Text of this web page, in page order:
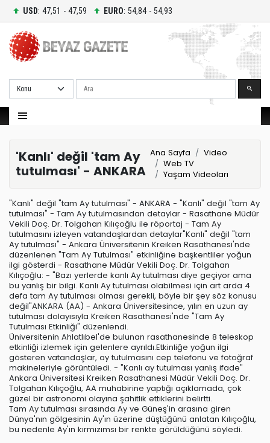
USD: 47,51 - 47,59 EURO: 54,84 - 54,93
Ara
'Kanlı' değil 'tam Ay
tutulması' - ANKARA
Ana Sayfa
Video
Web TV
Yaşam Videoları
"Kanlı" değil "tam Ay tutulması" - ANKARA - "Kanlı" değil "tam Ay
tutulması" - Tam Ay tutulmasından detaylar - Rasathane Müdür
Vekili Doç. Dr. Tolgahan Kılıçoğlu ile röportaj - Tam Ay
tutulmasını izleyen vatandaşlardan detaylar"Kanlı" değil "tam
Ay tutulması" - Ankara Üniversitenin Kreiken Rasathanesi'nde
düzenlenen "Tam Ay Tutulması" etkinliğine başkentliler yoğun
ilgi gösterdi - Rasathane Müdür Vekili Doç. Dr. Tolgahan
Kılıçoğlu: - "Bazı yerlerde kanlı Ay tutulması diye geçiyor ama
bu yanlış bir bilgi. Kanlı Ay tutulması olabilmesi için art arda 4
defa tam Ay tutulması olması gerekli, böyle bir şey söz konusu
değil"ANKARA (AA) - Ankara Üniversitesince, yılın en uzun ay
tutulması dolayısıyla Kreiken Rasathanesi'nde "Tam Ay
Tutulması Etkinliği" düzenlendi.
Üniversitenin Ahlatlıbel'de bulunan rasathanesinde 8 teleskop
etkinliği izlemek için gelenlere ayrıldı.Etkinliğe yoğun ilgi
gösteren vatandaşlar, ay tutulmasını cep telefonu ve fotoğraf
makineleriyle görüntüledi. - "Kanlı ay tutulması yanlış ifade"
Ankara Üniversitesi Kreiken Rasathanesi Müdür Vekili Doç. Dr.
Tolgahan Kılıçoğlu, AA muhabirine yaptığı açıklamada, çok
güzel bir astronomi olayına şahitlik ettiklerini belirtti.
Tam Ay tutulması sırasında Ay ve Güneş'in arasına giren
Dünya'nın gölgesinin Ay'ın üzerine düştüğünü anlatan Kılıçoğlu,
bu nedenle Ay'ın kırmızımsı bir renkte görüldüğünü söyledi.